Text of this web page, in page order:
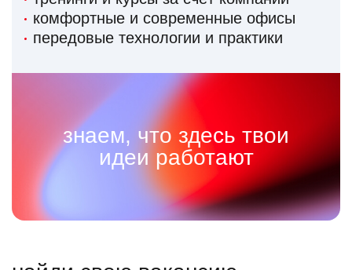
комфортные и современные офисы
передовые технологии и практики
знаем, что здесь твои
идеи работают